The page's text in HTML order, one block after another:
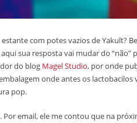
com potes vazios de Yakult?
sua resposta vai mudar do “não”
do blog Magel Studio, por onde
onde antes os lactobacilos
pop.
Por email, ele me contou que na